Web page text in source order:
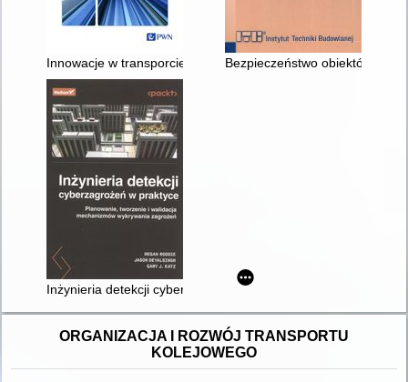
Innowacje w transporcie : mobilność, ekologia, efektywność
Bezpieczeństwo obiektów
Inżynieria detekcji cyberzagrożeń w praktyce : planowanie,
ORGANIZACJA I ROZWÓJ TRANSPORTU
KOLEJOWEGO